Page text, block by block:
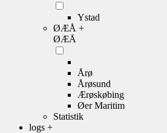
Ystad
ØÆÅ +
ØÆÅ
Årø
Årøsund
Ærøskøbing
Øer Maritim
Statistik
logs +